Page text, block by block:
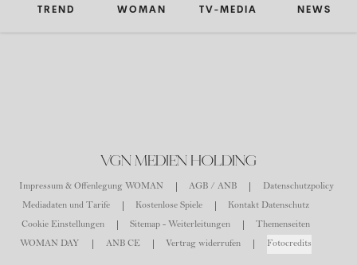
TREND WOMAN TV-MEDIA NEWS
VGN MEDIEN HOLDING
Impressum & Offenlegung WOMAN AGB / ANB
Datenschutzpolicy
Mediadaten und Tarife
Kostenlose Spiele
Kontakt Datenschutz
Cookie Einstellungen
Sitemap - Weiterleitungen
Themenseiten
WOMAN DAY
ANB CE Vertrag widerrufen Fotocredits